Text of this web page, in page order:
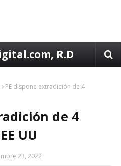
R.D
PE dispone extradición de 4
de 4
UU
23, 2022